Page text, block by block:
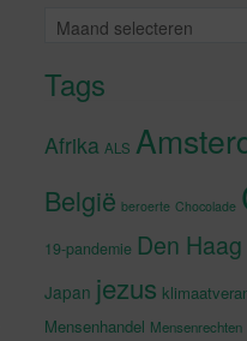
Archieven
Tags
Afrika ALS
België beroerte Chocolade
19-pandemie Den Haag
Japan jezus
Mensenhandel Mensenrechten